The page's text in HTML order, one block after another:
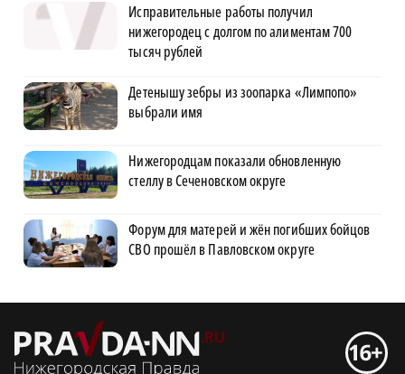
Исправительные работы получил
нижегородец с долгом по алиментам 700
тысяч рублей
Детенышу зебры из зоопарка «Лимпопо»
выбрали имя
Нижегородцам показали обновленную
стеллу в Сеченовском округе
Форум для матерей и жён погибших бойцов
СВО прошёл в Павловском округе